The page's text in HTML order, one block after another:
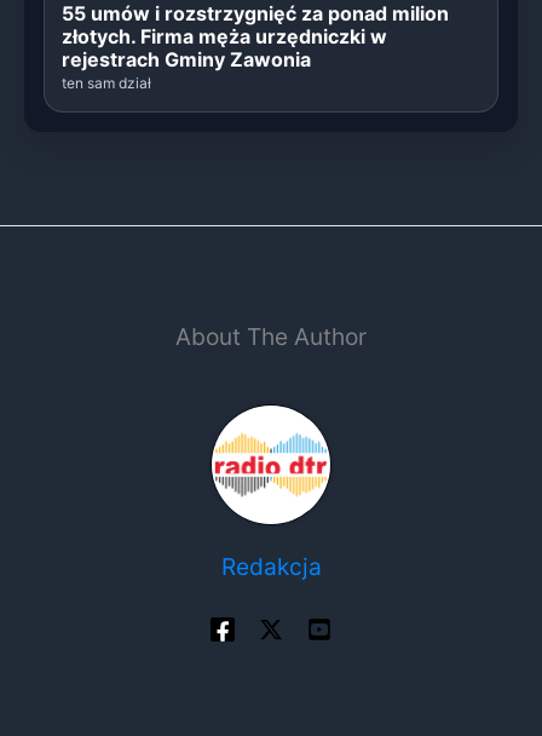
55 umów i rozstrzygnięć za ponad milion
złotych. Firma męża urzędniczki w
rejestrach Gminy Zawonia
ten sam dział
About The Author
Redakcja